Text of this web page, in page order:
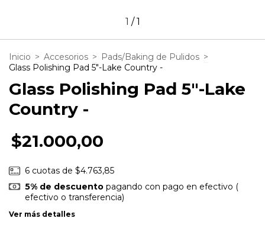
1 /1
Inicio > Accesorios > Pads/Baking de Pulidos >
Glass Polishing Pad 5"-Lake Country -
Glass Polishing Pad 5"-Lake
Country -
$21.000,00
6 cuotas de $4.763,85
5% de descuentopagando con pago en efectivo (
efectivo o transferencia)
Ver más detalles